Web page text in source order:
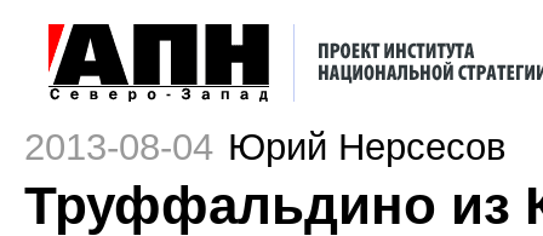
2013-08-04 Юрий Нерсесов
Труффальдино из